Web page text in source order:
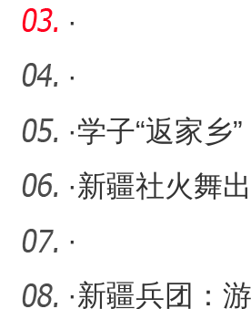
暂未发现人员
损失
·
·
·学子“返家乡
·新疆社火舞
·
·新疆兵团：